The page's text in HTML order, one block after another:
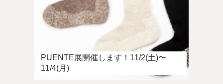
PUENTE展開催します！11/2(土)〜
11/4(月)